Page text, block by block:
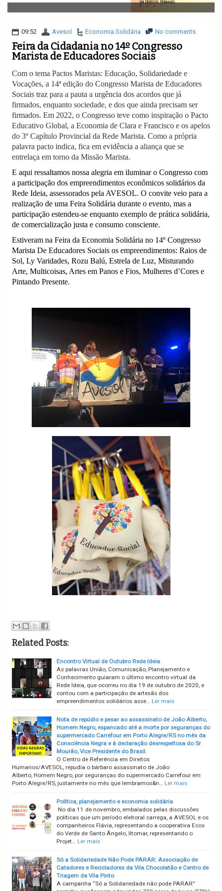
v
i
a
i
o
09:52 Avesol Economia Solidária No comments
Feira da Cidadania no 14º Congresso
Marista de Educadores Sociais
Com o tema Pactos Maristas: Educação, Solidariedade e
Vocações, a 14ª edição do Congresso Marista de Educadores
Sociais traz para a pauta a urgência dos acordos que já
firmados, enquanto sociedade, e dos que ainda precisam ser
firmados. Em 2022, o Congresso teve como inspiração o Pacto
Educativo Global, a Economia de Clara e Francisco e os apelos
do 3º Capítulo Provincial da Rede Marista. Como a própria
palavra pacto indica, fica em evidência a aliança que se
entrelaça em torno da Missão Marista.
E aqui ressaltamos nossa alegria em iluminar o Congresso com
a participação dos empreendimentos econômicos solidários da
Rede Ideia, assessorados pela AVESOL. O convite veio para a
realização de uma Feira Solidária durante o evento, mas a
participação estendeu-se enquanto exemplo de prática solidária,
de comercialização justa e consumo consciente.
Estiveram na Feira da Economia Solidária no 14º Congresso
Marista De Educadores Sociais os empreendimentos: Raios de
Sol, Ly Varidades, Rozu Balú, Estrela de Luz, Misturando
Arte, Multicoisas, Artes em Panos e Fios, Mulheres d’Cores e
Pintando Presente.
Related Posts:
Encontro Virtual de Outubro Rede Ideia
As palavras União, Comunicação, Planejamento e
Conhecimento guiaram o último encontro virtual da
Rede Ideia, que ocorreu no dia 19 de outubro de 2020, e
contou com a participação de artesãs dos
empreendimentos solidários asse… Ler mais
Nota de repúdio e pesar ao assassinato de João Alberto,
Homem Negro, espancado até a morte por seguranças do
supermercado Carrefour em Porto Alegre/RS no mês da
Consciência Negra e à declaração desrespeitosa do Sr
Mourão, Vice Presidente do Brasil.
O Centro de Referência em Direitos
Humanos/AVESOL, repudia o bárbaro assassinato de João
Alberto, Homem Negro, por seguranças do supermercado Carrefour em
Porto Alegre/RS, justamente no mês que lembramos&n… Ler mais
Política, planejamento e economia solidária
No dia 11 de novembro, embalados pelas discussões
políticas que um período eleitoral carrega, a AVESOL e os
companheiros Flávia, representando a cooperativa Ecos
do Verde de Santo Ângelo, Iltomar, representando o
Projet… Ler mais
Só a Solidariedade Não Pode PARAR: Associação de
Catadores e Recicladores da Vila Chocolatão e Centro de
Triagem da Vila Pinto
A campanha “Só a Solidariedade não pode PARAR”